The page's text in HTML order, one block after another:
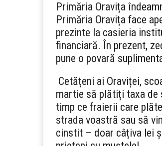
Primăria Oravița
Primăria Oravița face
prezinte la casieria
financiară. În prezent,
pune o povară
Cetățeni ai Oraviței,
martie să plătiți taxa de
timp ce fraierii care
strada voastră sau să
cinstit – doar câțiva lei